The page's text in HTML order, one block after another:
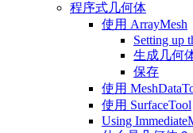
程序式几何体
使用 ArrayMesh
Setting up
生成几何
保存
使用
使用 SurfaceTool
Using